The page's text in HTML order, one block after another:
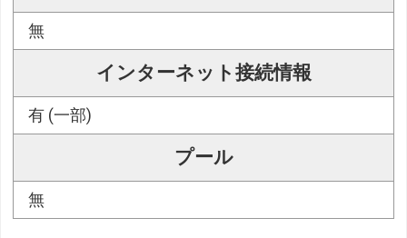
無
インターネット接続情報
有 (一部)
プール
無